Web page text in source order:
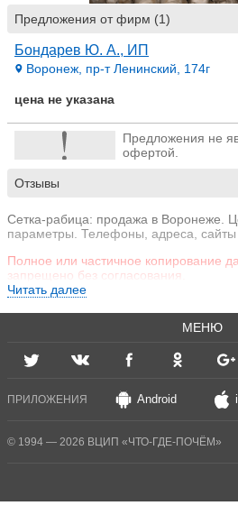
Предложения от фирм (1)
Бондарев Ю. А., ИП
Воронеж, пр-т Ленинский, 174г
цена не указана
Предложения не
офертой.
Отзывы
Сетка-рабица: продажа в Воронеже.
параметры. Телефоны, адреса,
Полное или частичное копирование
запрещено без согласования.
Читать далее
МЕНЮ
ПРИЛОЖЕНИЯ Android
© 1994 — 2026 ВЦИП «ЧТО-ГДЕ-ПОЧЁМ»